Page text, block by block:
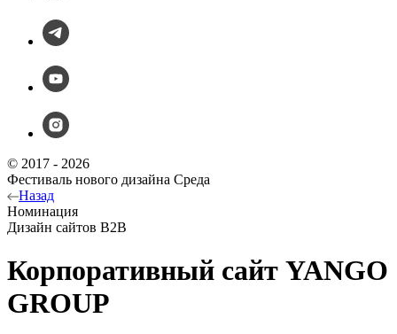
© 2017 - 2026
Фестиваль нового дизайна Среда
Назад
Номинация
Дизайн сайтов B2B
Корпоративный сайт YANGO
GROUP